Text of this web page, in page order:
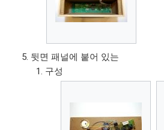
뒷면 패널에 붙어 있는
구성